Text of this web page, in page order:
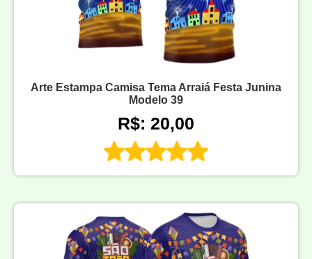
Arte Estampa Camisa Tema Arraiá Festa Junina
Modelo 39
R$: 20,00